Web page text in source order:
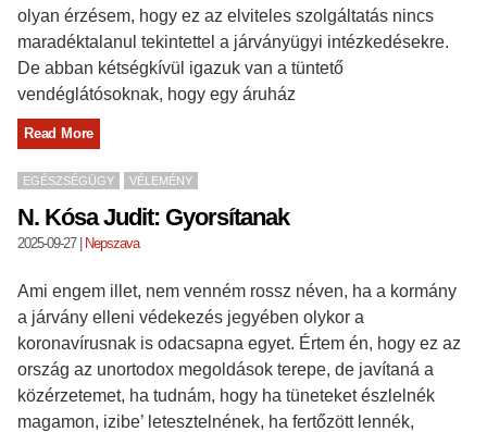
olyan érzésem, hogy ez az elviteles szolgáltatás nincs
maradéktalanul tekintettel a járványügyi intézkedésekre.
De abban kétségkívül igazuk van a tüntető
vendéglátósoknak, hogy egy áruház
Read More
EGÉSZSÉGÜGY VÉLEMÉNY
N. Kósa Judit: Gyorsítanak
2025-09-27| Nepszava
Ami engem illet, nem venném rossz néven, ha a kormány
a járvány elleni védekezés jegyében olykor a
koronavírusnak is odacsapna egyet. Értem én, hogy ez az
ország az unortodox megoldások terepe, de javítaná a
közérzetemet, ha tudnám, hogy ha tüneteket észlelnék
magamon, izibe’ letesztelnének, ha fertőzött lennék,